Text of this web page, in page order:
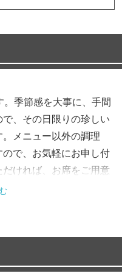
季節感を大事に、手間
、その日限りの珍しい
メニュー以外の調理
で、お気軽にお申し付
ければ、お席をご用意